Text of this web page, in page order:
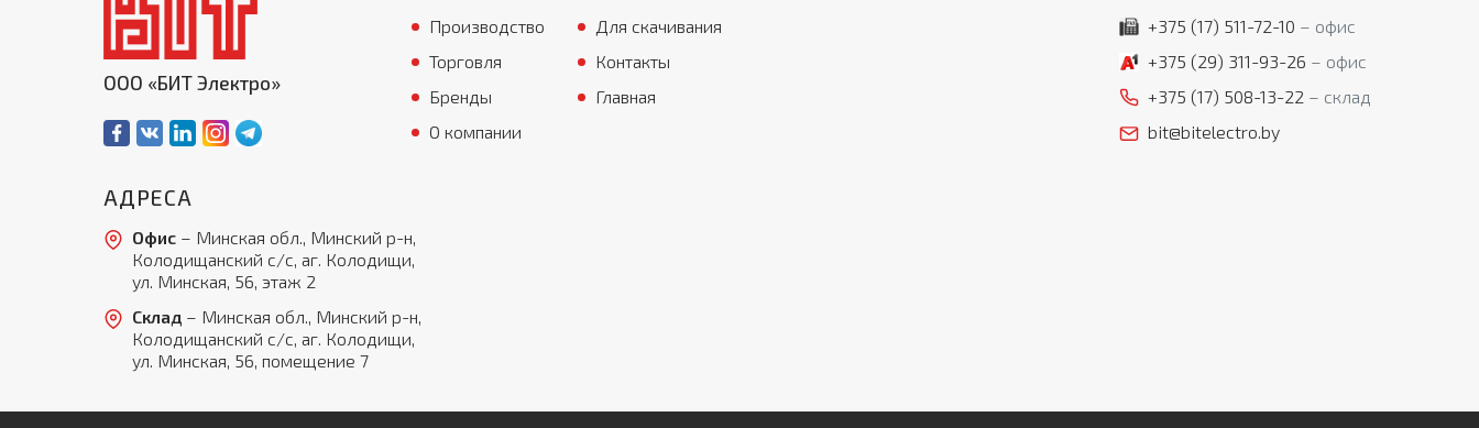
ООО «БИТ Электро»
Производство
Торговля
Бренды
О компании
Для скачивания
Контакты
Главная
+375 (17) 511-72-10
офис
+375 (29) 311-93-26
офис
+375 (17) 508-13-22
склад
bit@bitelectro.by
АДРЕСА
Офис– Минская обл., Минский р-н,
Колодищанский с/с, аг. Колодищи,
ул. Минская, 56, этаж 2
Склад– Минская обл., Минский р-н,
Колодищанский с/с, аг. Колодищи,
ул. Минская, 56, помещение 7